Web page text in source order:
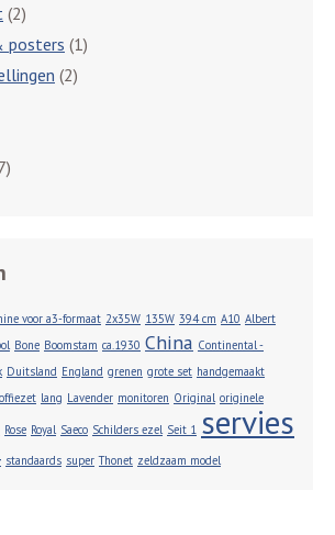
(2)
posters (1)
(2)
voor a3-formaat 2x35W 135W 394 cm A10 Albert
Bone Boomstam ca.1930 China Continental -
Duitsland England grenen grote set handgemaakt
lang Lavender monitoren Original originele
Rose Royal Saeco Schilders ezel Seit 1 servies
standaards super Thonet zeldzaam model